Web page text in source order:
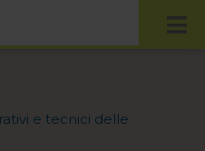
e tecnici delle